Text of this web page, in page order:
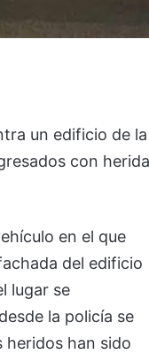
un edificio de la
con
en el que
del edificio
lugar se
la policía se
heridos han sido